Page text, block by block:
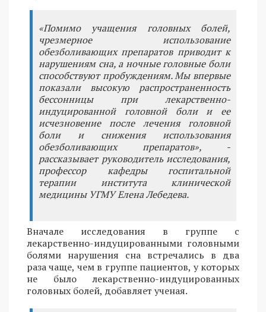
«Помимо учащения головных болей,
чрезмерное использование
обезболивающих препаратов приводит к
нарушениям сна, а ночные головные боли
способствуют пробуждениям. Мы впервые
показали высокую распространенность
бессонницы при лекарственно-
индуцированной головной боли и ее
исчезновение после лечения головной
боли и снижения использования
обезболивающих препаратов», -
рассказывает руководитель исследования,
профессор кафедры госпитальной
терапии института клинической
медицины УГМУ Елена Лебедева.
Вначале исследования в группе с
лекарственно-индуцированными головными
болями нарушения сна встречались в два
раза чаще, чем в группе пациентов, у которых
не было лекарственно-индуцированных
головных болей, добавляет ученая.